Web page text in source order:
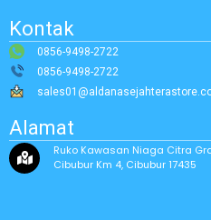
Kontak
0856-9498-2722
0856-9498-2722
Alamat
Ruko Kawasan Niaga Citra
Cibubur Km 4, Cibubur 17435